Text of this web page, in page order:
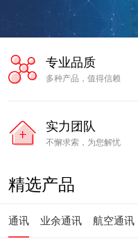
专业品质
多种产品，值得信赖
实力团队
不懈求索，为您解忧
精选产品
通讯 业余通讯 航空通讯